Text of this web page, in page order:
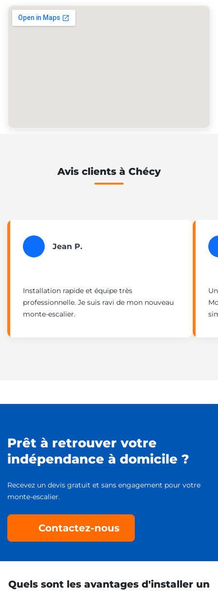
Avis clients à Chécy
Jean P.
Installation rapide et équipe très
professionnelle. Je suis ravi de mon nouveau
monte-escalier.
Prêt à retrouver votre
indépendance à domicile ?
Recevez un devis gratuit et sans engagement pour votre
monte-escalier.
Contactez-nous
Quels sont les avantages d'installer un